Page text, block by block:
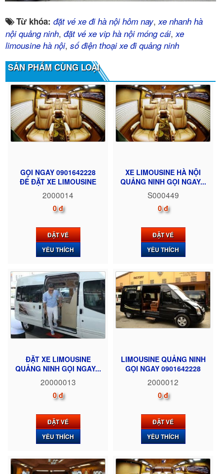
Từ khóa: đặt vé xe đi hà nội hôm nay,xe nhanh hà
nội quảng ninh, đặt vé xe vip hà nội móng cái,xe
limousine hà nội, số điện thoại xe đi quảng ninh
SẢN PHẨM CÙNG LOẠI
GỌI NGAY 0901642228
ĐỂ ĐẶT XE LIMOUSINE
2000014
0 đ
ĐẶT VÉ
YÊU THÍCH
XE LIMOUSINE HÀ NỘI
QUẢNG NINH GỌI NGAY...
S000449
0 đ
ĐẶT VÉ
YÊU THÍCH
ĐẶT XE LIMOUSINE
QUẢNG NINH GỌI NGAY...
20000013
0 đ
ĐẶT VÉ
YÊU THÍCH
LIMOUSINE QUẢNG NINH
GỌI NGAY 0901642228
2000012
0 đ
ĐẶT VÉ
YÊU THÍCH